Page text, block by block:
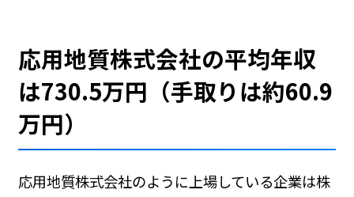
応用地質株式会社の平均年収
は730.5万円（手取りは約60.9
万円）
応用地質株式会社のように上場している企業は株